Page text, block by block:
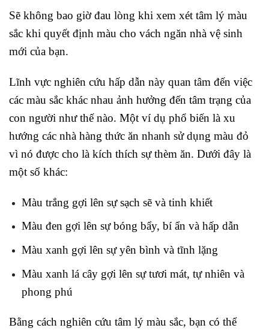
Sẽ không bao giờ đau lòng khi xem xét tâm lý màu
sắc khi quyết định màu cho vách ngăn nhà vệ sinh
mới của bạn.
Lĩnh vực nghiên cứu hấp dẫn này quan tâm đến việc
các màu sắc khác nhau ảnh hưởng đến tâm trạng của
con người như thế nào. Một ví dụ phổ biến là xu
hướng các nhà hàng thức ăn nhanh sử dụng màu đỏ
vì nó được cho là kích thích sự thèm ăn. Dưới đây là
một số khác:
Màu trắng gợi lên sự sạch sẽ và tinh khiết
Màu đen gợi lên sự bóng bẩy, bí ẩn và hấp dẫn
Màu xanh gợi lên sự yên bình và tĩnh lặng
Màu xanh lá cây gợi lên sự tươi mát, tự nhiên và
phong phú
Bằng cách nghiên cứu tâm lý màu sắc, bạn có thể